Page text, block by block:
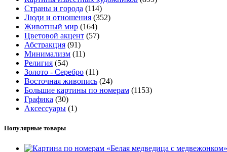
Страны и города (114)
Люди и отношения (352)
Животный мир (164)
Цветовой акцент (57)
Абстракция (91)
Минимализм (11)
Религия (54)
Золото - Серебро (11)
Восточная живопись (24)
Большие картины по номерам (1153)
Графика (30)
Аксессуары (1)
Популярные товары